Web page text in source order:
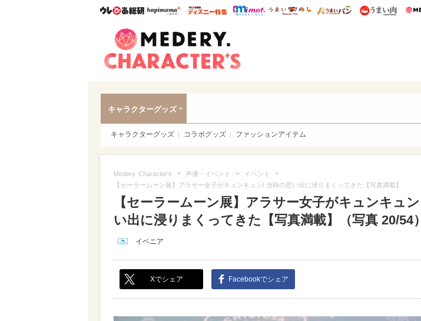
ウレぴあ総研ハピママ* ウレぴあ総研 ディズニー特集
mimot. うまいめし うまいパン う
キャラクターグッズ
キャラクターグッズ コラボグッズ ファッションアイテム
Medery. Character's > 声優・イベント > イベント >
【セーラームーン展】アラサー女子がキュンキュン! 当時の思い出に浸りまくってきた【写真満載】
【セーラームーン展】アラサー女子がキュンキュ
い出に浸りまくってきた【写真満載】（写真 20/54）
イベニア
Xでシェア Facebookでシェア